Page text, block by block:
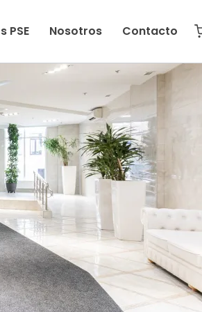
PSE Nosotros Contacto